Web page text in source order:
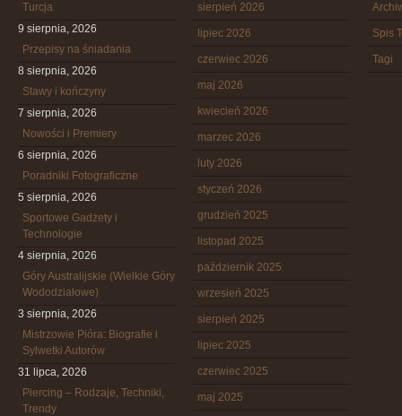
Turcja
9 sierpnia, 2026
Przepisy na śniadania
8 sierpnia, 2026
Stawy i kończyny
7 sierpnia, 2026
Nowości i Premiery
6 sierpnia, 2026
Poradniki Fotograficzne
5 sierpnia, 2026
Sportowe Gadżety i
Technologie
4 sierpnia, 2026
Góry Australijskie (Wielkie Góry
Wododziałowe)
3 sierpnia, 2026
Mistrzowie Pióra: Biografie i
Sylwetki Autorów
31 lipca, 2026
Piercing – Rodzaje, Techniki,
Trendy
sierpień 2026
lipiec 2026
czerwiec 2026
maj 2026
kwiecień 2026
marzec 2026
luty 2026
styczeń 2026
grudzień 2025
listopad 2025
październik 2025
wrzesień 2025
sierpień 2025
lipiec 2025
czerwiec 2025
maj 2025
Spis
Tagi